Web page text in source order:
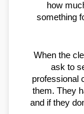
how
something
When the
ask to
professional
them. They
and if they